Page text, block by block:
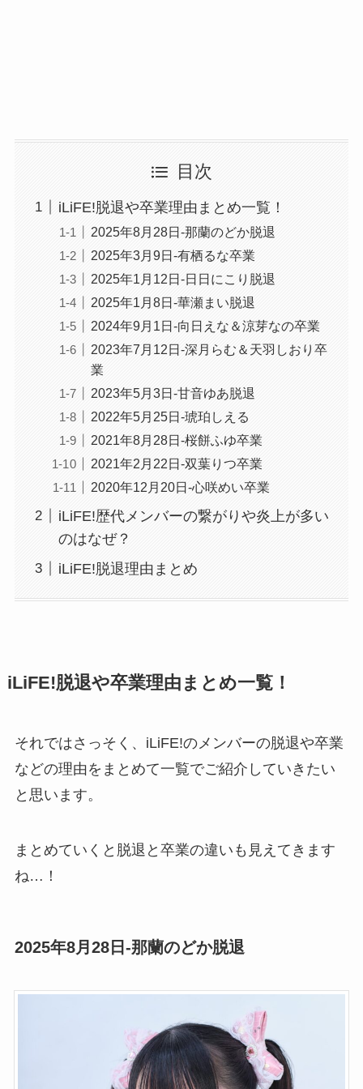
目次
iLiFE!脱退や卒業理由まとめ一覧！
2025年8月28日-那蘭のどか脱退
2025年3月9日-有栖るな卒業
2025年1月12日-日日にこり脱退
2025年1月8日-華瀬まい脱退
2024年9月1日-向日えな＆涼芽なの卒業
2023年7月12日-深月らむ＆天羽しおり卒
業
2023年5月3日-甘音ゆあ脱退
2022年5月25日-琥珀しえる
2021年8月28日-桜餅ふゆ卒業
2021年2月22日-双葉りつ卒業
2020年12月20日-心咲めい卒業
iLiFE!歴代メンバーの繋がりや炎上が多い
のはなぜ？
iLiFE!脱退理由まとめ
iLiFE!脱退や卒業理由まとめ一覧！
それではさっそく、iLiFE!のメンバーの脱退や卒業
などの理由をまとめて一覧でご紹介していきたい
と思います。
まとめていくと脱退と卒業の違いも見えてきます
ね…！
2025年8月28日-那蘭のどか脱退